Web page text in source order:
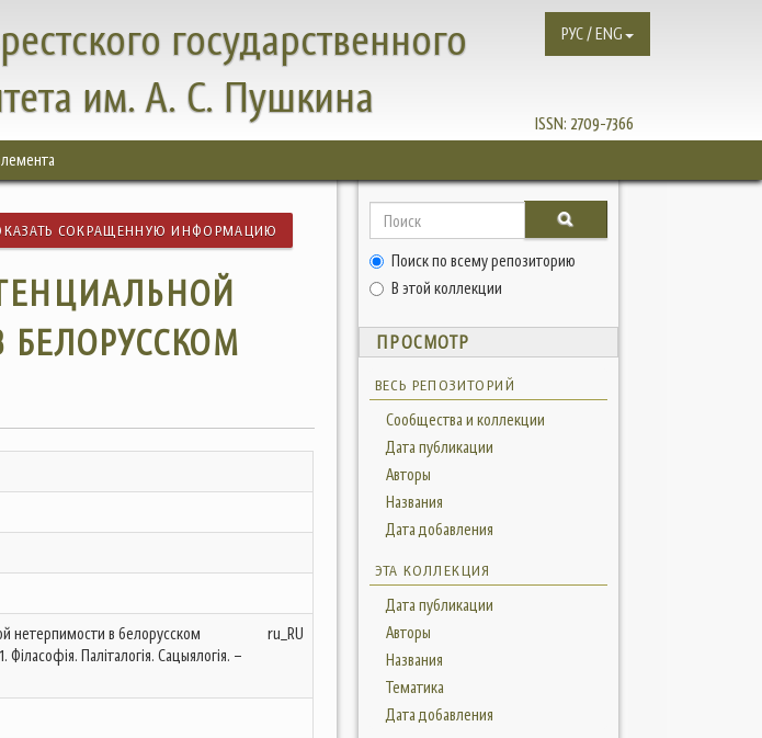
государственного
им. А. С. Пушкина
ISSN: 2709-7366
РУС / ENG
СОКРАЩЕННУЮ ИНФОРМАЦИЮ
нетерпимости в белорусском
Паліталогія. Сацыялогія. –
ru_RU
Поиск по всему репозиторию
В этой коллекции
ПРОСМОТР
ВЕСЬ РЕПОЗИТОРИЙ
Сообщества и коллекции
Дата публикации
Авторы
Названия
Дата добавления
ЭТА КОЛЛЕКЦИЯ
Дата публикации
Авторы
Названия
Тематика
Дата добавления